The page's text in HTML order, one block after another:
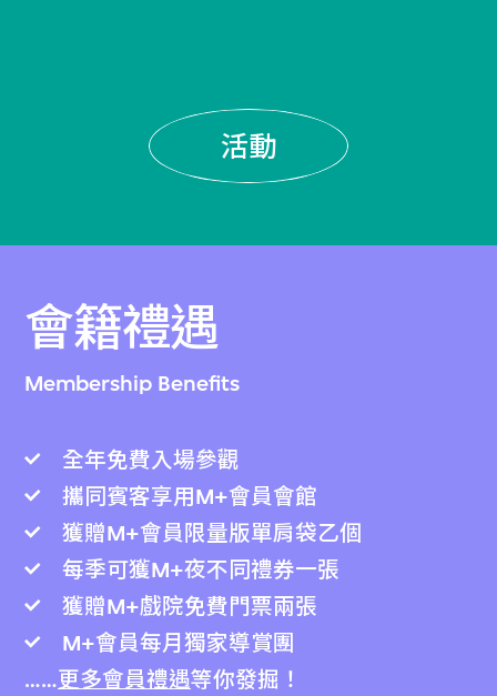
活動
會籍禮遇
Membership Benefits
全年免費入場參觀
攜同賓客享用M+會員會館
獲贈M+會員限量版單肩袋乙個
每季可獲M+夜不同禮券一張
獲贈M+戲院免費門票兩張
M+會員每月獨家導賞團
……更多會員禮遇等你發掘！